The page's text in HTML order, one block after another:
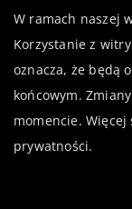
W ramach naszej
Korzystanie z
oznacza, że będą
końcowym.
momencie. Więcej
prywatności.